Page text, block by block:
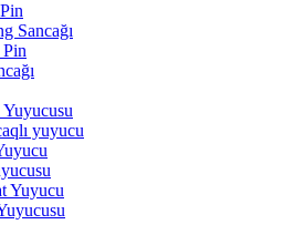
Sancağı
yuyucu
Yuyucu